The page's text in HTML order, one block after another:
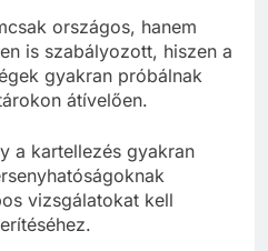
országos, hanem
is szabályozott, hiszen a
gyakran próbálnak
átívelően.
a kartellezés gyakran
vizsgálatokat kell